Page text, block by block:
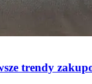
trendy